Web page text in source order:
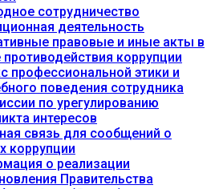
сотрудничество
деятельность
правовые и иные акты в
коррупции
профессиональной этики и
поведения сотрудника
по урегулированию
интересов
связь для сообщений о
коррупции
о реализации
Правительства